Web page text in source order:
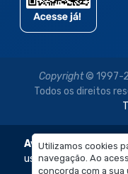
Utilizamos cookies
navegação. Ao
concorda com a sua
Copyright© 1997-
Todos os direitos
Aviso Legal: As
uso exclusivo